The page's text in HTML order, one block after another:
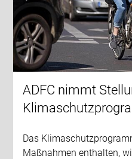
ADFC nimmt
Das
Maßnahmen enthalten,